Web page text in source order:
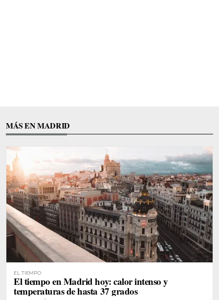
MÁS EN MADRID
EL TIEMPO
El tiempo en Madrid hoy: calor intenso y
temperaturas de hasta 37 grados